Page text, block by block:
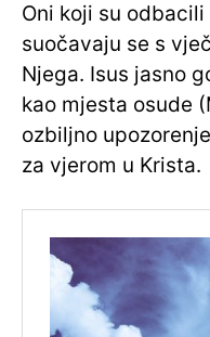
Oni koji su
suočavaju se s
Njega. Isus jasno
kao mjesta osude
ozbiljno
za vjerom u Krista.